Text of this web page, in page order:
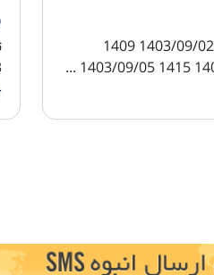
تاریخ پین 1403/09/01 1410 1403/09/02 1409